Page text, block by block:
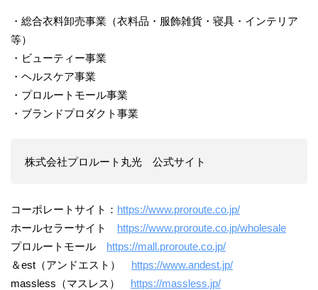
・総合衣料卸売事業（衣料品・服飾雑貨・寝具・インテリア
等）
・ビューティー事業
・ヘルスケア事業
・プロルートモール事業
・ブランドプロダクト事業
株式会社プロルート丸光 公式サイト
コーポレートサイト： https://www.proroute.co.jp/
ホールセラーサイト https://www.proroute.co.jp/wholesale
プロルートモール https://mall.proroute.co.jp/
＆est（アンドエスト） https://www.andest.jp/
massless（マスレス） https://massless.jp/